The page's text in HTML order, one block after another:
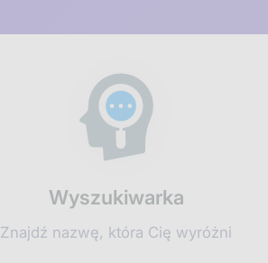
Wyszukiwarka
Znajdź nazwę, która Cię wyróżni